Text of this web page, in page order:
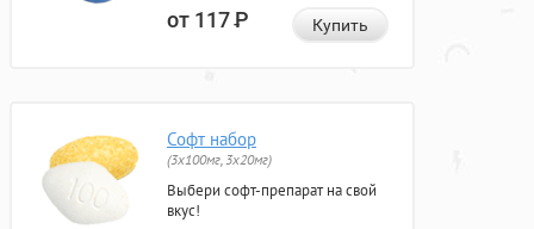
от 117Р Купить
Софт набор
(3x100мг, 3x20мг)
Выбери софт-препарат на свой
вкус!